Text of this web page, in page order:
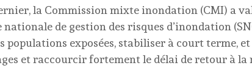
la Commission mixte inondation (CMI) a
de gestion des risques d’inondation
populations exposées, stabiliser à court terme,
et raccourcir fortement le délai de retour à